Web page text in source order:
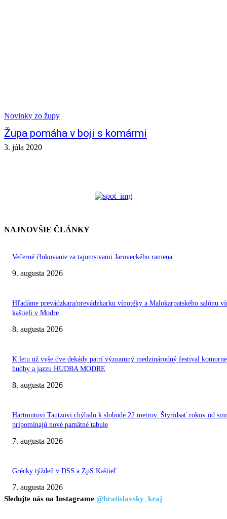
Novinky zo župy
Župa pomáha v boji s komármi
3. júla 2020
NAJNOVŠIE ČLÁNKY
Večerné člnkovanie za tajomstvami Jaroveckého ramena
9. augusta 2026
Hľadáme prevádzkara/prevádzkarku vínotéky a Malokarpatského salónu
kaštieli v Modre
8. augusta 2026
K letu už vyše dve dekády patrí významný medzinárodný festival
hudby a jazzu HUDBA MODRE
8. augusta 2026
Hartmutovi Tautzovi chýbalo k slobode 22 metrov. Štyridsať rokov od
pripomínajú nové pamätné tabule
7. augusta 2026
Grécky týždeň v DSS a ZpS Kaštieľ
7. augusta 2026
Sledujte nás na Instagrame @bratislavsky_kraj